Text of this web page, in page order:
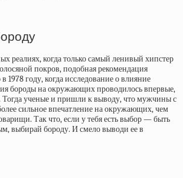
реалиях, когда только самый ленивый хипстер
покров, подобная рекомендация
1978 году, когда исследование о влияние
бороды на окружающих проводилось впервые,
Тогда ученые и пришли к выводу, что мужчины с
сильное впечатление на окружающих, чем
Так что, если у тебя есть выбор — быть
выбирай бороду. И смело выводи ее в